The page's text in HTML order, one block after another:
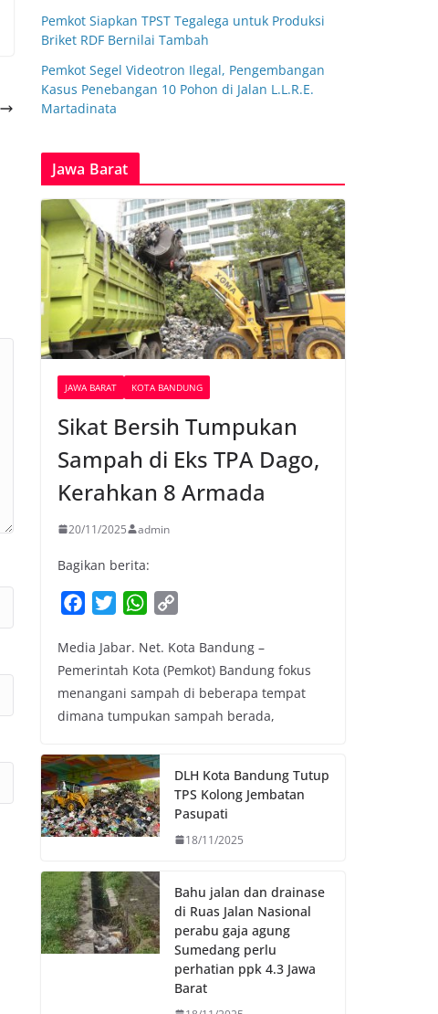
Pemkot Siapkan TPST Tegalega untuk Produksi
Briket RDF Bernilai Tambah
Pemkot Segel Videotron Ilegal, Pengembangan
Kasus Penebangan 10 Pohon di Jalan L.L.R.E.
Martadinata
Jawa Barat
JAWA BARAT KOTA BANDUNG
Sikat Bersih Tumpukan
Sampah di Eks TPA Dago,
Kerahkan 8 Armada
20/11/2025 admin
Bagikan berita:
c
e
b
o
k
i
t
t
e
W
a
t
s
A
p
p
y
L
i
k
Media Jabar. Net. Kota Bandung –
Pemerintah Kota (Pemkot) Bandung fokus
menangani sampah di beberapa tempat
dimana tumpukan sampah berada,
DLH Kota Bandung Tutup
TPS Kolong Jembatan
Pasupati
18/11/2025
Bahu jalan dan drainase
di Ruas Jalan Nasional
perabu gaja agung
Sumedang perlu
perhatian ppk 4.3 Jawa
Barat